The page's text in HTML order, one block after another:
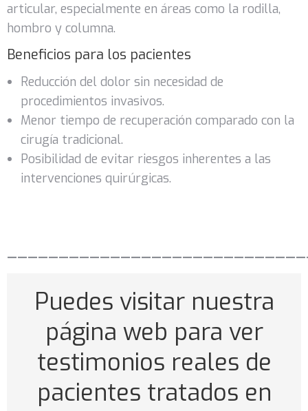
articular, especialmente en áreas como la rodilla,
hombro y columna.
Beneficios para los pacientes
Reducción del dolor sin necesidad de
procedimientos invasivos.
Menor tiempo de recuperación comparado con la
cirugía tradicional.
Posibilidad de evitar riesgos inherentes a las
intervenciones quirúrgicas.
Puedes visitar nuestra
página web para ver
testimonios reales de
pacientes tratados en